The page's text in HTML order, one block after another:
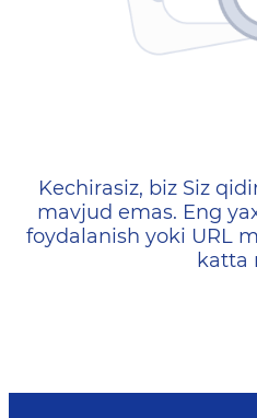
404 —
Kechirasiz, biz Siz
mavjud emas. Eng
foydalanish yoki URL
katta